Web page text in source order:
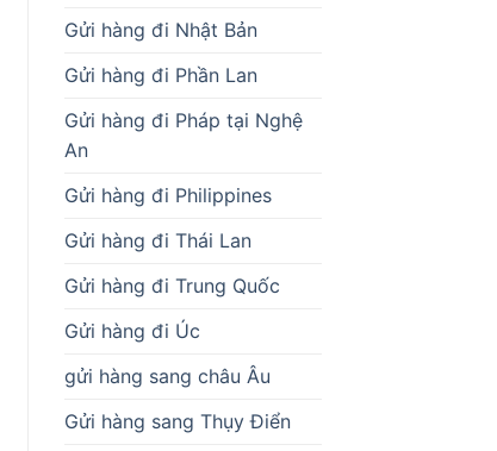
Gửi hàng đi Nhật Bản
Gửi hàng đi Phần Lan
Gửi hàng đi Pháp tại Nghệ
An
Gửi hàng đi Philippines
Gửi hàng đi Thái Lan
Gửi hàng đi Trung Quốc
Gửi hàng đi Úc
gửi hàng sang châu Âu
Gửi hàng sang Thụy Điển